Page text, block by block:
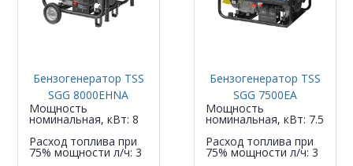
Бензогенератор TSS
SGG 8000EHNA
Мощность
номинальная, кВт: 8
Расход топлива при
75% мощности л/ч: 3
Бензогенератор TSS
SGG 7500ЕA
Мощность
номинальная, кВт: 7.5
Расход топлива при
75% мощности л/ч: 3